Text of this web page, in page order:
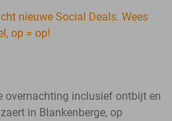
nieuwe Social Deals. Wees
op = op!
overnachting inclusief ontbijt en
in Blankenberge, op